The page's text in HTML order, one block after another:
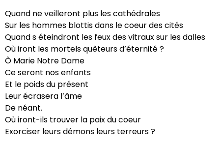
Quand ne veilleront plus les cathédrales
Sur les hommes blottis dans le coeur des cités
Quand s éteindront les feux des vitraux sur les dalles
Où iront les mortels quêteurs d’éternité ?
Ô Marie Notre Dame
Ce seront nos enfants
Et le poids du présent
Leur écrasera l’âme
De néant.
Où iront-ils trouver la paix du coeur
Exorciser leurs démons leurs terreurs ?